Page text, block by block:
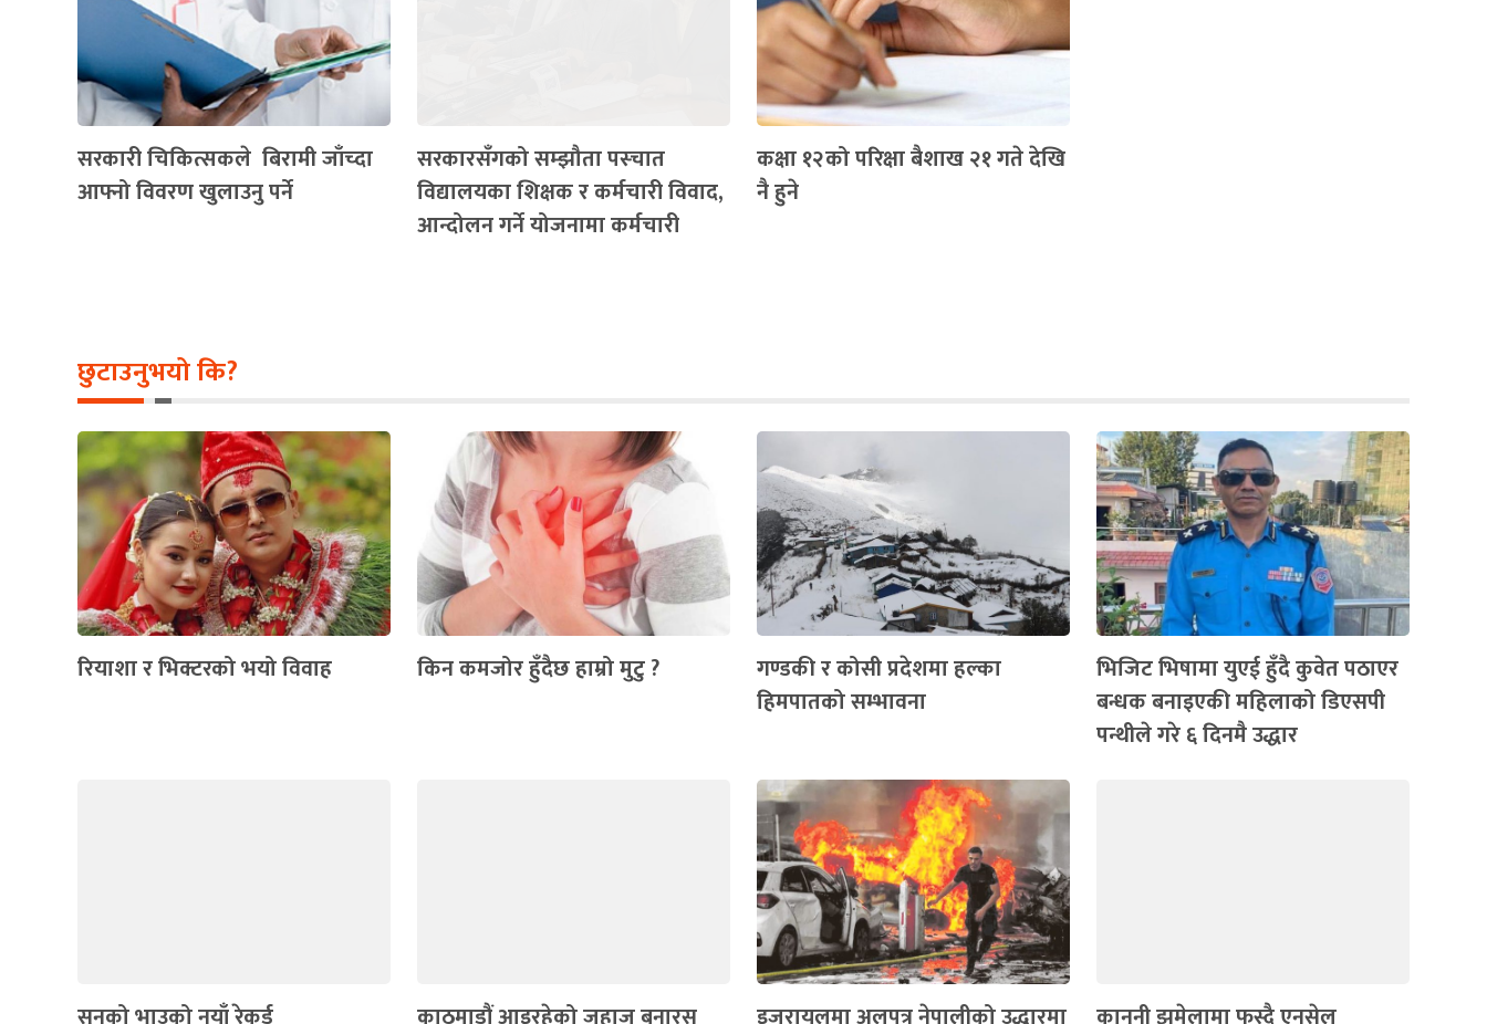
सरकारी चिकित्सकले बिरामी जाँच्दा
आफ्नो विवरण खुलाउनु पर्ने
सरकारसँगको सम्झौता पस्चात
विद्यालयका शिक्षक र कर्मचारी विवाद,
आन्दोलन गर्ने योजनामा कर्मचारी
कक्षा १२को परिक्षा बैशाख २१ गते देखि
नै हुने
छुटाउनुभयो कि?
रियाशा र भिक्टरको भयो विवाह किन कमजोर हुँदैछ हाम्रो मुटु ?
गण्डकी र कोसी प्रदेशमा हल्का
हिमपातको सम्भावना
भिजिट भिषामा युएई हुँदै कुवेत पठाएर
बन्धक बनाइएकी महिलाको डिएसपी
पन्थीले गरे ६ दिनमै उद्धार